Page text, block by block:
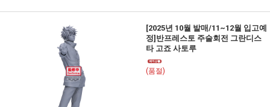
[2025년 10월 발매/11~12월 입고예
정]반프레스토 주술회전 그란디스
타 고죠 사토루
(품절)